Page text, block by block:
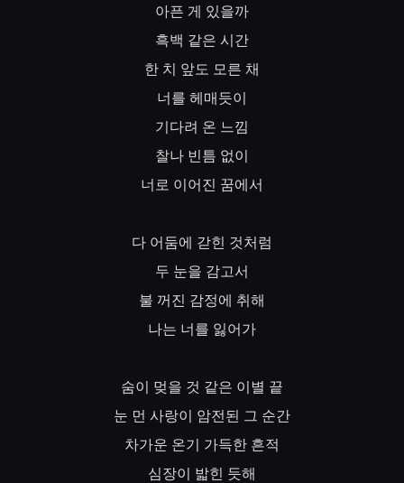
아픈 게 있을까
흑백 같은 시간
한 치 앞도 모른 채
너를 헤매듯이
기다려 온 느낌
찰나 빈틈 없이
너로 이어진 꿈에서
다 어둠에 갇힌 것처럼
두 눈을 감고서
불 꺼진 감정에 취해
나는 너를 잃어가
숨이 멎을 것 같은 이별 끝
눈 먼 사랑이 암전된 그 순간
차가운 온기 가득한 흔적
심장이 밟힌 듯해